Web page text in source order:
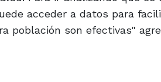
acceder a datos para
población son efectivas"